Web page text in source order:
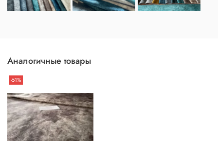
Аналогичные товары
-51%